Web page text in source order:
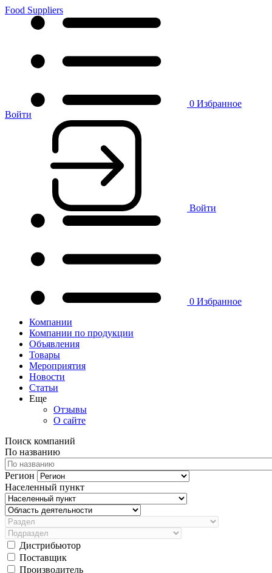
Food Suppliers
0 Избранное
Войти
Войти
0 Избранное
Компании
Компании по продукции
Объявления
Товары
Мероприятия
Новости
Статьи
Еще
Отзывы
О сайте
Поиск компаний
По названию
Регион
Населенный пункт
Дистрибьютор
Поставщик
Производитель